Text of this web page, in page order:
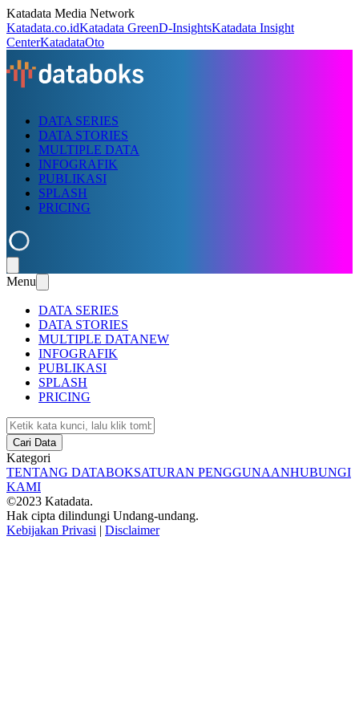
Katadata Media Network
Katadata.co.idKatadata GreenD-InsightsKatadata Insight
CenterKatadataOto
DATA SERIES
DATA STORIES
MULTIPLE DATA
INFOGRAFIK
PUBLIKASI
SPLASH
PRICING
Menu
DATA SERIES
DATA STORIES
MULTIPLE DATANEW
INFOGRAFIK
PUBLIKASI
SPLASH
PRICING
Cari Data
Kategori
TENTANG DATABOKSATURAN PENGGUNAANHUBUNGI
KAMI
©2023 Katadata.
Hak cipta dilindungi Undang-undang.
Kebijakan Privasi | Disclaimer